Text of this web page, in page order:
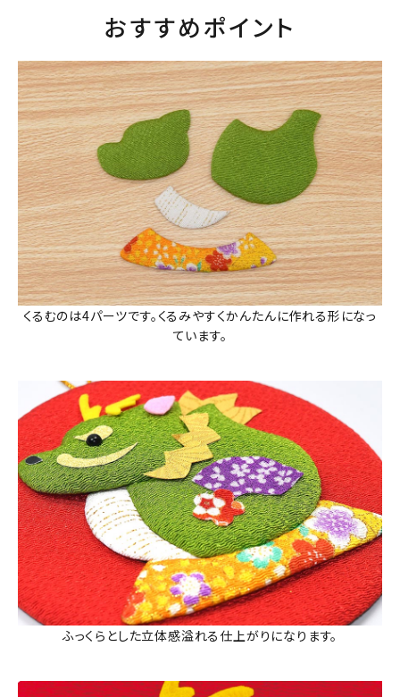
おすすめポイント
くるむのは4パーツです。くるみやすくかんたんに作れる形になっ
ています。
ふっくらとした立体感溢れる仕上がりになります。